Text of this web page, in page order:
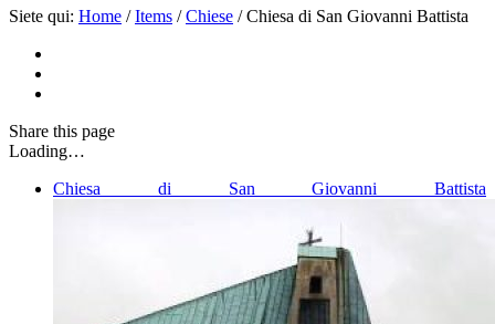
Siete qui: Home / Items / Chiese / Chiesa di San Giovanni Battista
Share this page
Loading…
Chiesa di San Giovanni Battista